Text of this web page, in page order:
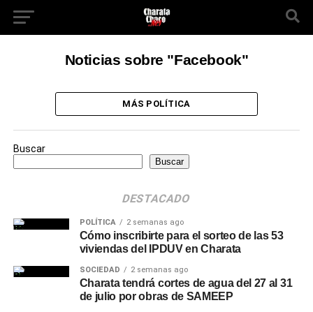
Noticias sobre "Facebook"
MÁS POLÍTICA
Buscar
Buscar
DESTACADO
POLÍTICA 2 semanas ago
Cómo inscribirte para el sorteo de las 53
viviendas del IPDUV en Charata
SOCIEDAD 2 semanas ago
Charata tendrá cortes de agua del 27 al 31
de julio por obras de SAMEEP